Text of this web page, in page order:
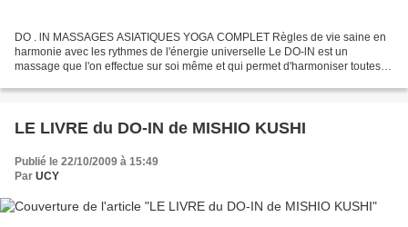
DO . lN MASSAGES ASIATIQUES YOGA COMPLET Règles de vie saine en
harmonie avec les rythmes de l'énergie universelle Le DO-lN est un
massage que l'on effectue sur soi même et qui permet d'harmoniser toutes
LE LIVRE du DO-IN de MISHIO KUSHI
Publié le 22/10/2009 à 15:49
Par UCY